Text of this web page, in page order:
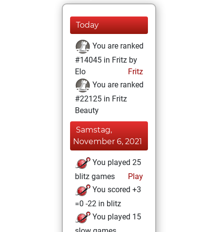
Today
You are ranked
#14045 in Fritz by
Elo
Fritz
You are ranked
#22125 in Fritz
Beauty
Samstag,
November 6, 2021
You played 25
blitz games
Play
You scored +3
=0 -22 in blitz
You played 15